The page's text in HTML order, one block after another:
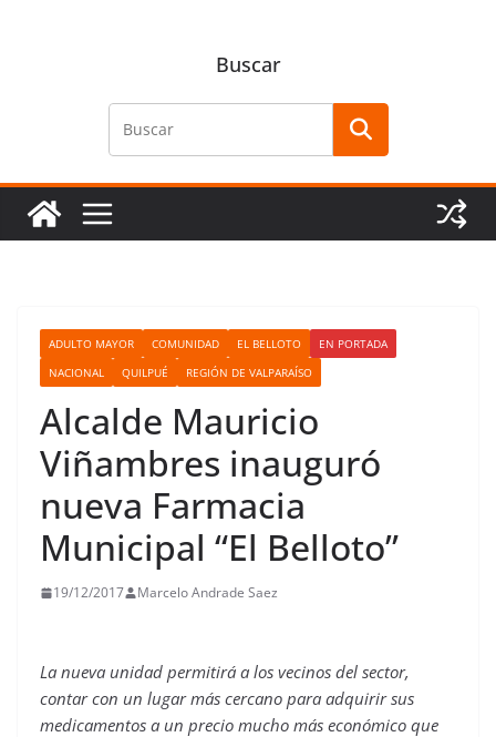
Buscar
ADULTO MAYOR COMUNIDAD EL BELLOTO
EN PORTADA
NACIONAL
QUILPUÉ REGIÓN DE VALPARAÍSO
Alcalde Mauricio
Viñambres inauguró
nueva Farmacia
Municipal “El Belloto”
19/12/2017 Marcelo Andrade Saez
La nueva unidad permitirá a los vecinos del sector,
contar con un lugar más cercano para adquirir sus
medicamentos a un precio mucho más económico que